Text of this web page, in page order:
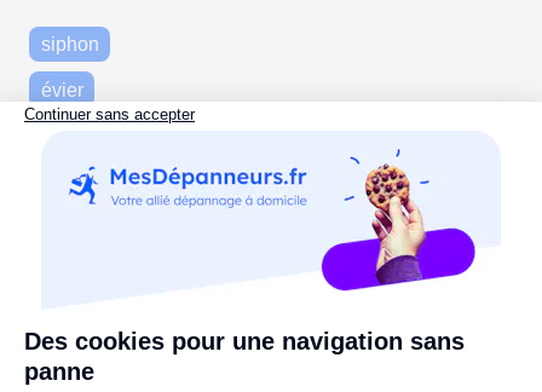
siphon
évier
sanitaires
Commentaires :
Votre nom